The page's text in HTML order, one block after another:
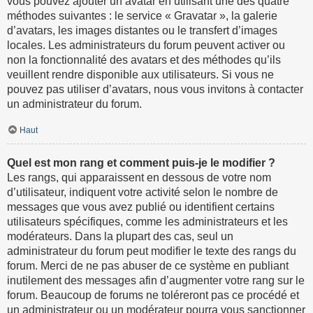
méthodes suivantes : le service « Gravatar », la galerie
d’avatars, les images distantes ou le transfert d’images
locales. Les administrateurs du forum peuvent activer ou
non la fonctionnalité des avatars et des méthodes qu’ils
veuillent rendre disponible aux utilisateurs. Si vous ne
pouvez pas utiliser d’avatars, nous vous invitons à contacter
un administrateur du forum.
Haut
Quel est mon rang et comment puis-je le modifier ?
Les rangs, qui apparaissent en dessous de votre nom
d’utilisateur, indiquent votre activité selon le nombre de
messages que vous avez publié ou identifient certains
utilisateurs spécifiques, comme les administrateurs et les
modérateurs. Dans la plupart des cas, seul un
administrateur du forum peut modifier le texte des rangs du
forum. Merci de ne pas abuser de ce système en publiant
inutilement des messages afin d’augmenter votre rang sur le
forum. Beaucoup de forums ne toléreront pas ce procédé et
un administrateur ou un modérateur pourra vous sanctionner